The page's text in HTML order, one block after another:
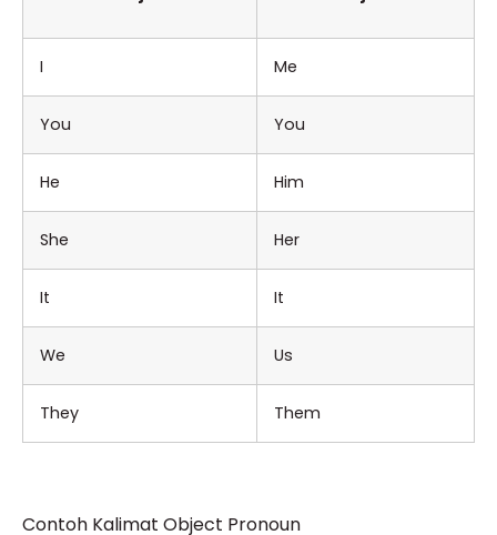
I Me
You You
He Him
She Her
It It
We Us
They Them
Contoh Kalimat Object Pronoun